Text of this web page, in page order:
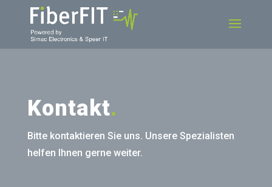
Kontakt.
Bitte kontaktieren Sie uns. Unsere Spezialisten
helfen Ihnen gerne weiter.